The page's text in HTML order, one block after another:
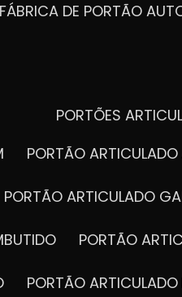
FÁBRICA DE PORTÃO
PORTÕES
PORTÃO
PORTÃO ARTICULADO
PORTÃO
PORTÃO